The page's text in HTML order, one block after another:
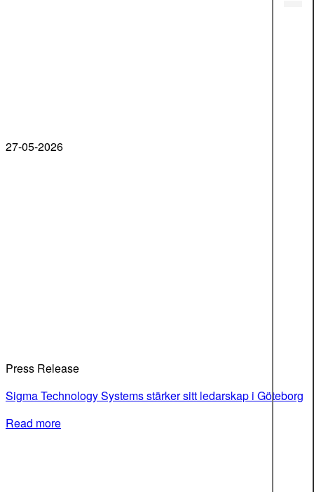
27-05-2026
Press Release
Sigma Technology Systems stärker sitt ledarskap i Göteborg
Read more